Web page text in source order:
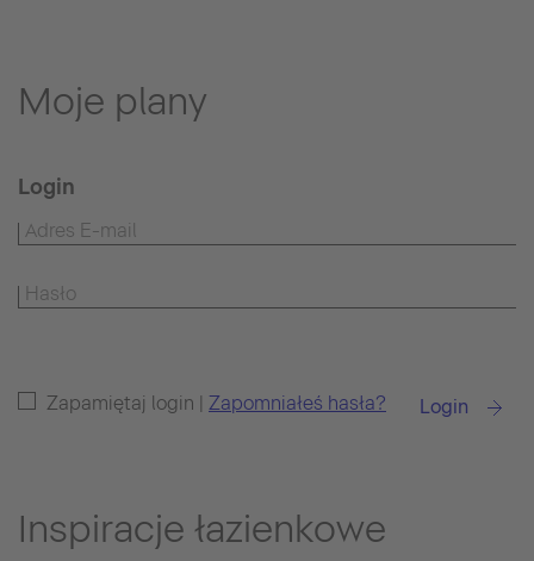
Moje plany
Login
Zapamiętaj login | Zapomniałeś hasła? Login
Inspiracje łazienkowe